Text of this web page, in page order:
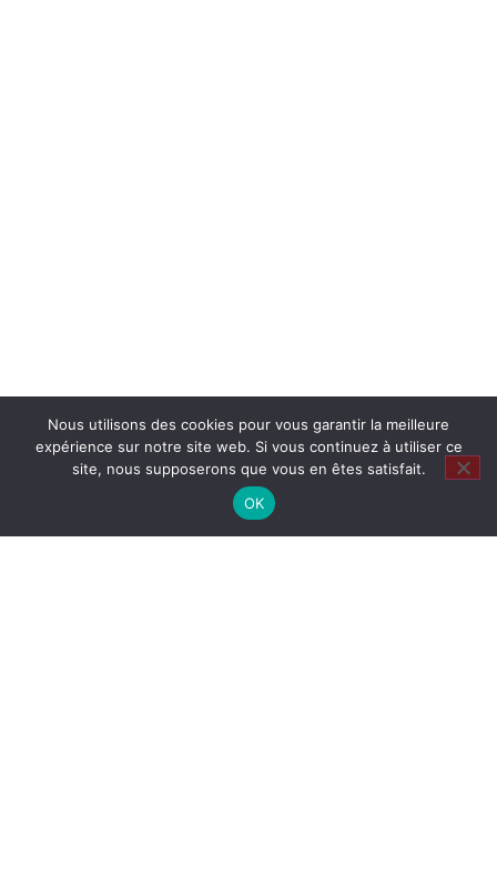
Nous utilisons des cookies pour vous garantir la meilleure
expérience sur notre site web. Si vous continuez à utiliser ce
site, nous supposerons que vous en êtes satisfait.
OK